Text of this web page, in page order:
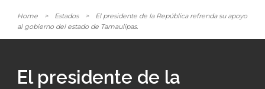
Home > Estados >
El presidente de la República refrenda su apoyo
al gobierno del estado de Tamaulipas.
El presidente de la